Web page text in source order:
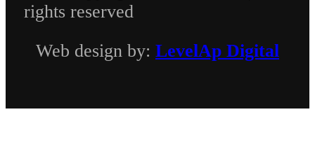
rights reserved
Web design by: LevelAp Digital